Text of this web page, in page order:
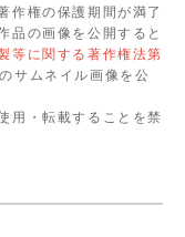
作権の保護期間が満了
品の画像を公開すると
等に関する著作権法第
サムネイル画像を公
用・転載することを禁